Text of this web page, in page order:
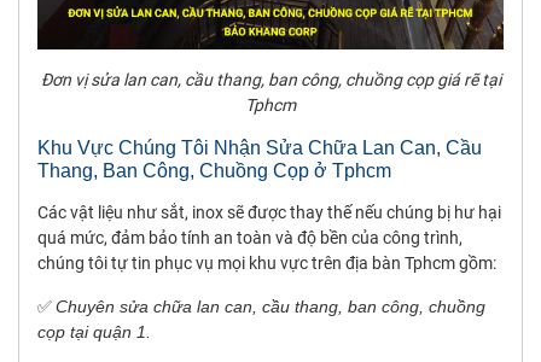
Đơn vị sửa lan can, cầu thang, ban công, chuồng cọp giá rẽ tại
Tphcm
Khu Vực Chúng Tôi Nhận Sửa Chữa Lan Can, Cầu
Thang, Ban Công, Chuồng Cọp ở Tphcm
Các vật liệu như sắt, inox sẽ được thay thế nếu chúng bị hư hại
quá mức, đảm bảo tính an toàn và độ bền của công trình,
chúng tôi tự tin phục vụ mọi khu vực trên địa bàn Tphcm gồm:
✅Chuyên sửa chữa lan can, cầu thang, ban công, chuồng
cọp tại quận 1.